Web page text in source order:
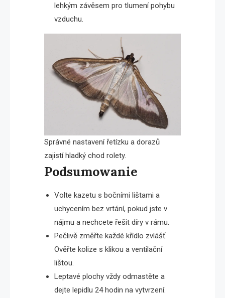
lehkým závěsem pro tlumení pohybu
vzduchu.
Správné nastavení řetízku a dorazů
zajistí hladký chod rolety.
Podsumowanie
Volte kazetu s bočními lištami a
uchycením bez vrtání, pokud jste v
nájmu a nechcete řešit díry v rámu.
Pečlivě změřte každé křídlo zvlášť.
Ověřte kolize s klikou a ventilační
lištou.
Leptavé plochy vždy odmastěte a
dejte lepidlu 24 hodin na vytvrzení.